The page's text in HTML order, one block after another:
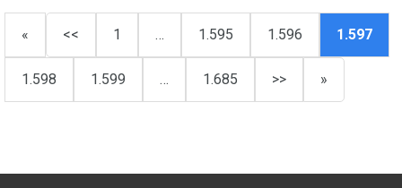
« << 1 … 1.595 1.596 1.597
1.598 1.599 … 1.685 >> »